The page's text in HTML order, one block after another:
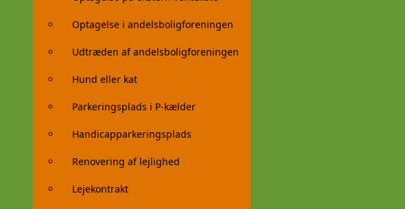
Optagelse i andelsboligforeningen
Udtræden af andelsboligforeningen
Hund eller kat
Parkeringsplads i P-kælder
Handicapparkeringsplads
Renovering af lejlighed
Lejekontrakt